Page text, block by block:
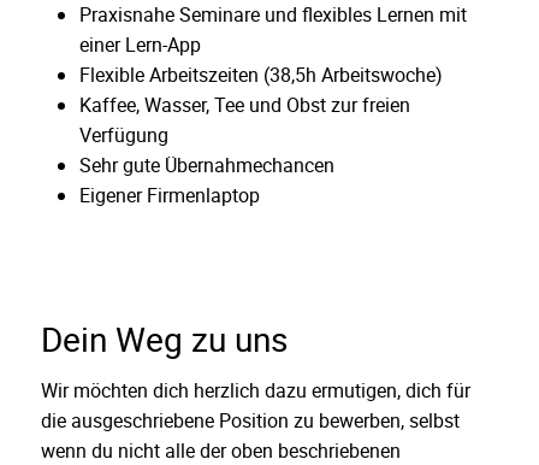
Praxisnahe Seminare und flexibles Lernen mit
einer Lern-App
Flexible Arbeitszeiten (38,5h Arbeitswoche)
Kaffee, Wasser, Tee und Obst zur freien
Verfügung
Sehr gute Übernahmechancen
Eigener Firmenlaptop
Dein Weg zu uns
Wir möchten dich herzlich dazu ermutigen, dich für
die ausgeschriebene Position zu bewerben, selbst
wenn du nicht alle der oben beschriebenen